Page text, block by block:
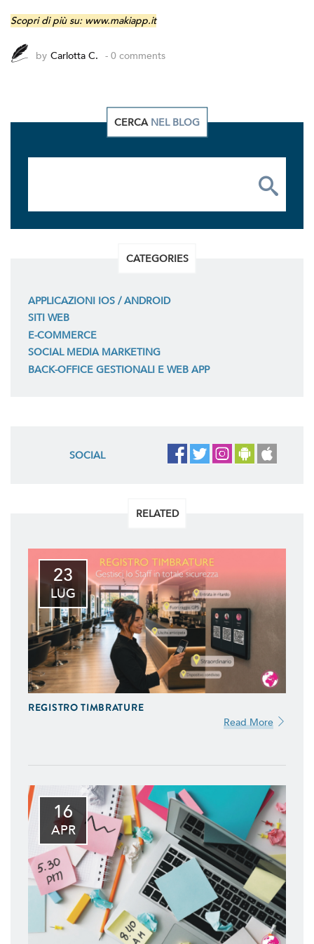
Scopri di più su: www.makiapp.it
by Carlotta C. - 0 comments
CERCA NEL BLOG
CATEGORIES
APPLICAZIONI IOS / ANDROID
SITI WEB
E-COMMERCE
SOCIAL MEDIA MARKETING
BACK-OFFICE GESTIONALI E WEB APP
SOCIAL
RELATED
23
LUG
REGISTRO TIMBRATURE
Read More
16
APR